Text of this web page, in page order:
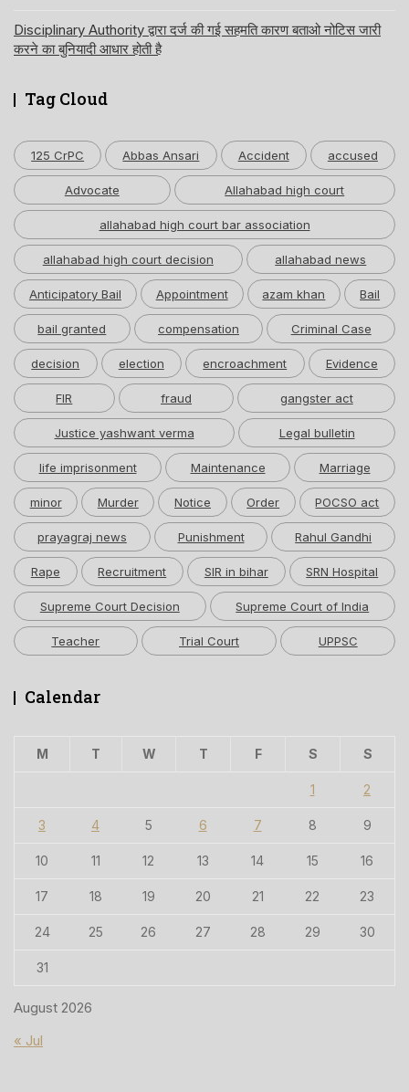
Disciplinary Authority द्वारा दर्ज की गई सहमति कारण बताओ नोटिस जारी
करने का बुनियादी आधार होती है
Tag Cloud
125 CrPC Abbas Ansari Accident accused
Advocate Allahabad high court
allahabad high court bar association
allahabad high court decision allahabad news
Anticipatory Bail Appointment azam khan Bail
bail granted compensation Criminal Case
decision election encroachment Evidence
FIR fraud gangster act
Justice yashwant verma Legal bulletin
life imprisonment Maintenance Marriage
minor Murder Notice Order POCSO act
prayagraj news Punishment Rahul Gandhi
Rape Recruitment SIR in bihar SRN Hospital
Supreme Court Decision Supreme Court of India
Teacher Trial Court UPPSC
Calendar
August 2026
M T W T F S S
1 2
3 4 5 6 7 8 9
10 11 12 13 14 15 16
17 18 19 20 21 22 23
24 25 26 27 28 29 30
31
« Jul